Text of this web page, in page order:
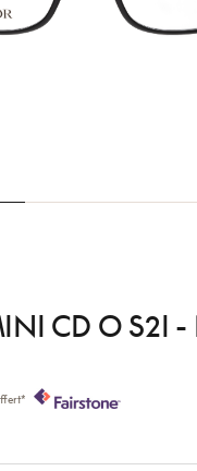
CD O S2I